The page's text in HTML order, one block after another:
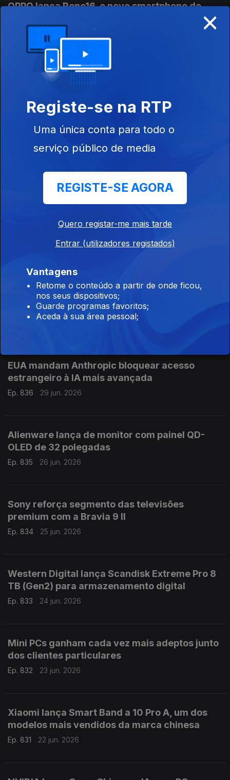
OPPO lança Reno16, o novo smartphone de
06 jul. 2026
Microsoft atualiza tablets profissionais com
Qualcomm Snapdragon X2
Ep. 840 03 jul. 2026
Sennheiser apresenta Momentum 5 Wireless,
o novo topo de gama com sustenbilidade e
aúdio de alta resolução
02 jul. 2026
SNAP lança óculos autónomos de realidade
aumentada, os AR Glasses
Chegam ao mercado os novos computadores
portáteis Nvidia RTX Spark
EUA mandam Anthropic bloquear acesso
estrangeiro à IA mais avançada
Ep. 836 29 jun. 2026
Alienware lança de monitor com painel QD-
OLED de 32 polegadas
Ep. 835 26 jun. 2026
Sony reforça segmento das televisões
premium com a Bravia 9 II
Ep. 834 25 jun. 2026
Western Digital lança Scandisk Extreme Pro 8
TB (Gen2) para armazenamento digital
Ep. 833 24 jun. 2026
Mini PCs ganham cada vez mais adeptos junto
dos clientes particulares
Ep. 832 23 jun. 2026
Xiaomi lança Smart Band a 10 Pro A, um dos
modelos mais vendidos da marca chinesa
Ep. 831 22 jun. 2026
×
Registe-se na RTP
Uma única conta para todo o
serviço público de media
REGISTE-SE AGORA
Quero registar-me mais tarde
Entrar (utilizadores registados)
Vantagens
Retome o conteúdo a partir de onde ficou,
nos seus dispositivos;
Guarde programas favoritos;
Aceda à sua área pessoal;